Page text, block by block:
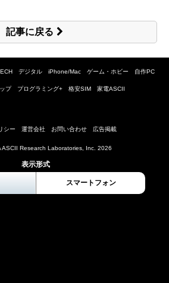
記事に戻る
デジタル iPhone/Mac ゲーム・ホビー 自作PC
プ プログラミング+ 格安SIM 家電ASCII
シー 運営会社 お問い合わせ 広告掲載
ASCII Research Laboratories, Inc. 2026
表示形式
スマートフォン